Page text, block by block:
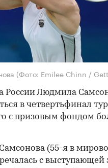
(Фото: Emilee Chinn /
России Людмила
в четвертьфинал
с призовым фондом
(55-я в
с выступающей